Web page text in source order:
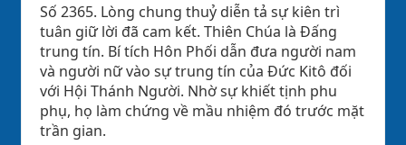
Số 2365. Lòng chung thuỷ diễn tả sự kiên trì
tuân giữ lời đã cam kết. Thiên Chúa là Đấng
trung tín. Bí tích Hôn Phối dẫn đưa người nam
và người nữ vào sự trung tín của Đức Kitô đối
với Hội Thánh Người. Nhờ sự khiết tịnh phu
phụ, họ làm chứng về mầu nhiệm đó trước mặt
trần gian.